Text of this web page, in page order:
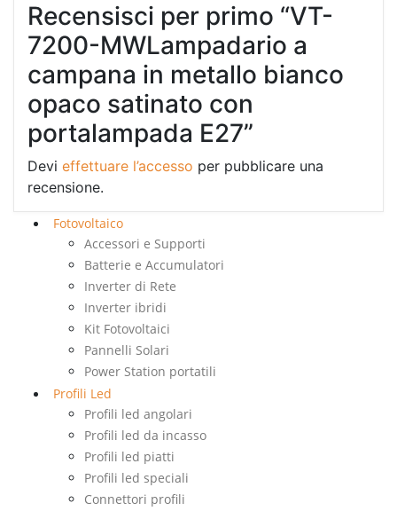
Recensisci per primo “VT-
7200-MWLampadario a
campana in metallo bianco
opaco satinato con
portalampada E27”
Devi effettuare l’accesso per pubblicare una
recensione.
Fotovoltaico
Accessori e Supporti
Batterie e Accumulatori
Inverter di Rete
Inverter ibridi
Kit Fotovoltaici
Pannelli Solari
Power Station portatili
Profili Led
Profili led angolari
Profili led da incasso
Profili led piatti
Profili led speciali
Connettori profili